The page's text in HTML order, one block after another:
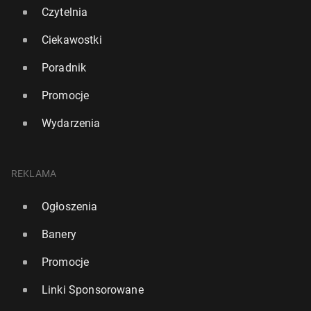
Francja prze­dłu­ży­ła po­ro­zu­mie­nie z Wielką Bry­ta­nią
o od­sy­ła­niu imi­gran­tów
5 czerwca, 11:45
Czytelnia
Ciekawostki
Poradnik
Promocje
Wydarzenia
REKLAMA
Ogłoszenia
Banery
Promocje
Linki Sponsorowane